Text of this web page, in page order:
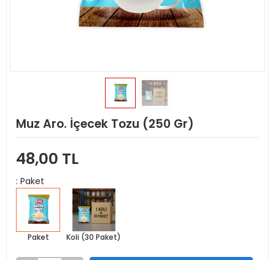
Muz Aro. İçecek Tozu (250 Gr)
48,00 TL
: Paket
Paket Koli (30 Paket)